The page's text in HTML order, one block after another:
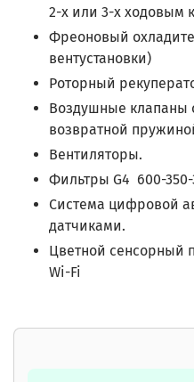
2-х или 3-х ходовым
Фреоновый
вентустановки)
Роторный
Воздушные клапаны
возвратной
Вентиляторы.
Фильтры G4 600-
Система цифровой
датчиками.
Цветной сенсорный
Wi-Fi